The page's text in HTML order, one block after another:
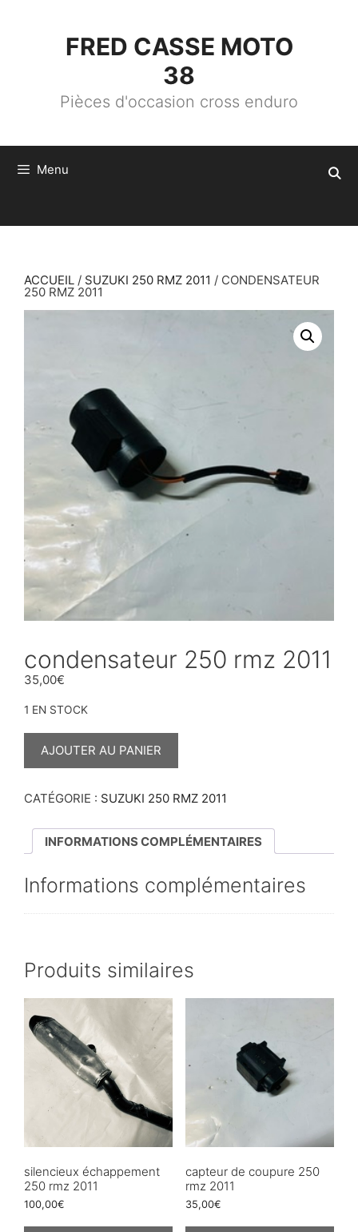
FRED CASSE MOTO
38
Pièces d'occasion cross enduro
Menu
ACCUEIL / SUZUKI 250 RMZ 2011 / CONDENSATEUR
250 RMZ 2011
condensateur 250 rmz 2011
35,00€
1 EN STOCK
QUANTITÉ
2011
AJOUTER AU PANIER
CATÉGORIE : SUZUKI 250 RMZ 2011
INFORMATIONS COMPLÉMENTAIRES
Informations complémentaires
Produits similaires
silencieux échappement
250 rmz 2011
100,00€
capteur de coupure 250
rmz 2011
35,00€